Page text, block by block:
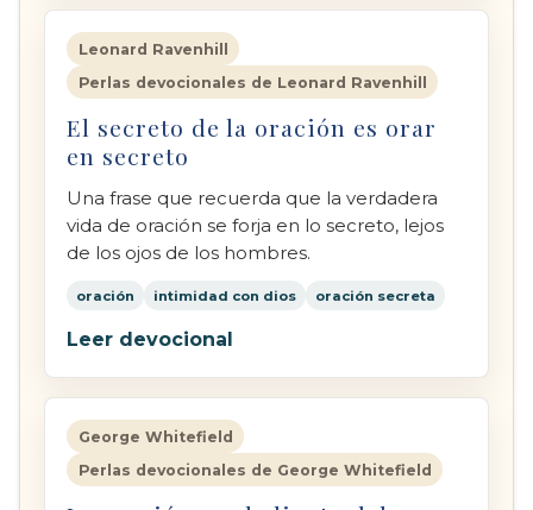
Leonard Ravenhill
Perlas devocionales de Leonard Ravenhill
El secreto de la oración es orar
en secreto
Una frase que recuerda que la verdadera
vida de oración se forja en lo secreto, lejos
de los ojos de los hombres.
oración intimidad con dios oración secreta
Leer devocional
George Whitefield
Perlas devocionales de George Whitefield